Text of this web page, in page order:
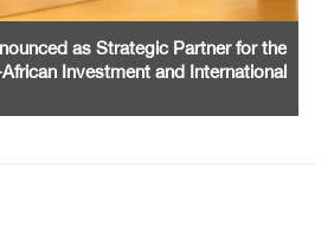
as Strategic Partner for the
Investment and International